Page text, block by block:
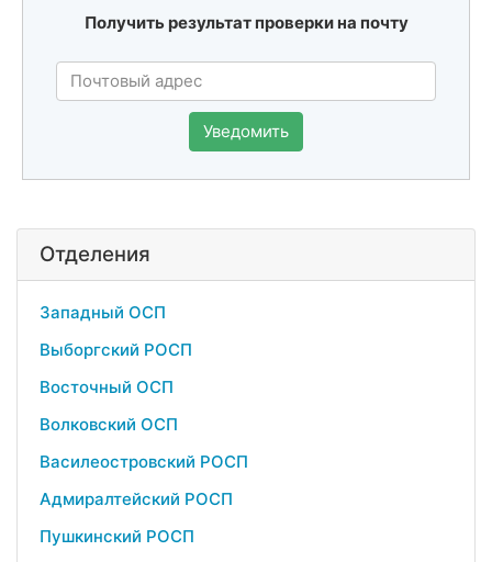
Получить результат проверки на почту
Уведомить
Отделения
Западный ОСП
Выборгский РОСП
Восточный ОСП
Волковский ОСП
Василеостровский РОСП
Адмиралтейский РОСП
Пушкинский РОСП